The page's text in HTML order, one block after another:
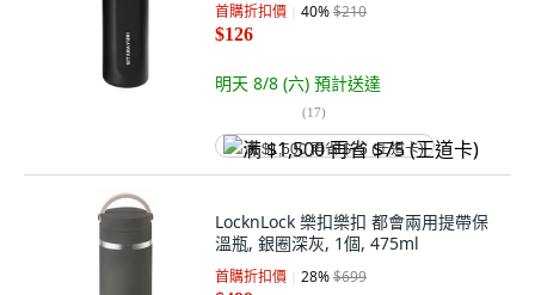
首購折扣價 40%$210
$126
明天 8/8 (六) 預計送達
(17)
满 $1,500 再省 $75 (王道卡)
LocknLock 樂扣樂扣 都會兩用提帶保
溫瓶, 銀圈深灰, 1個, 475ml
首購折扣價 28%$699